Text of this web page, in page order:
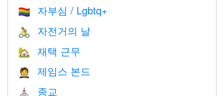
🏳️‍🌈 자부심 / Lgbtq+
🚴 자전거의 날
🏡 재택 근무
🤵 제임스 본드
⛪️ 종교